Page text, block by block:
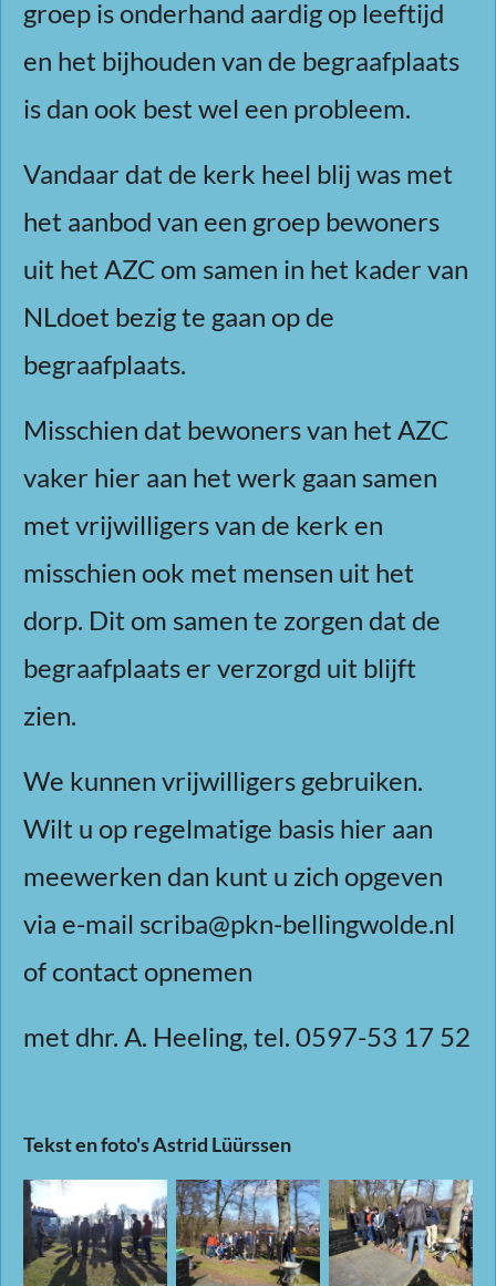
groep is onderhand aardig op leeftijd
en het bijhouden van de begraafplaats
is dan ook best wel een probleem.
Vandaar dat de kerk heel blij was met
het aanbod van een groep bewoners
uit het AZC om samen in het kader van
NLdoet bezig te gaan op de
begraafplaats.
Misschien dat bewoners van het AZC
vaker hier aan het werk gaan samen
met vrijwilligers van de kerk en
misschien ook met mensen uit het
dorp. Dit om samen te zorgen dat de
begraafplaats er verzorgd uit blijft
zien.
We kunnen vrijwilligers gebruiken.
Wilt u op regelmatige basis hier aan
meewerken dan kunt u zich opgeven
via e-mail scriba@pkn-bellingwolde.nl
of contact opnemen
met dhr. A. Heeling, tel. 0597-53 17 52
Tekst en foto's Astrid Lüürssen